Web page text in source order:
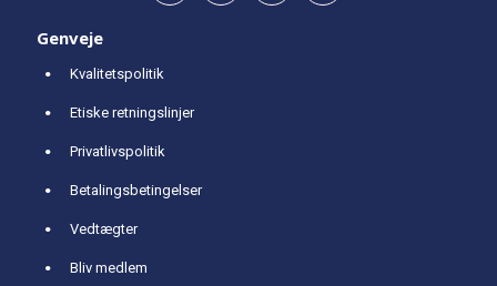
Genveje
Kvalitetspolitik
Etiske retningslinjer
Privatlivspolitik
Betalingsbetingelser
Vedtægter
Bliv medlem